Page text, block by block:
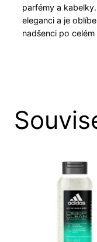
parfémy a
eleganci a je
nadšenci po celém